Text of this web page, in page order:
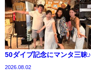
50ダイブ記念にマンタ三昧♪
2026.08.02